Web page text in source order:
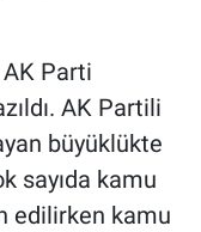
Parti
AK Partili
büyüklükte
sayıda kamu
edilirken kamu